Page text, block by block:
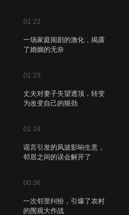
01:22
一场家庭闹剧的激化，揭露
了婚姻的无奈
01:29
丈夫对妻子失望透顶，转变
为改变自己的狠劲
01:24
谣言引发的风波影响生意，
邻居之间的误会解开了
00:36
一次邻里纠纷，引爆了农村
的围观大作战